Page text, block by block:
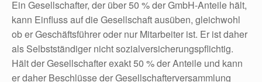
Ein Gesellschafter, der über 50 % der GmbH-Anteile hält,
kann Einfluss auf die Gesellschaft ausüben, gleichwohl
ob er Geschäftsführer oder nur Mitarbeiter ist. Er ist daher
als Selbstständiger nicht sozialversicherungspflichtig.
Hält der Gesellschafter exakt 50 % der Anteile und kann
er daher Beschlüsse der Gesellschafterversammlung